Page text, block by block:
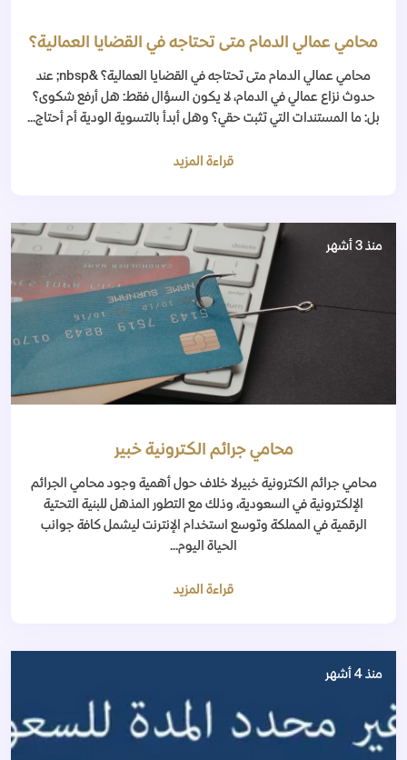
محامي عمالي الدمام متى تحتاجه في القضايا العمالية؟
محامي عمالي الدمام متى تحتاجه في القضايا العمالية؟ &nbsp; عند
حدوث نزاع عمالي في الدمام، لا يكون السؤال فقط: هل أرفع شكوى؟
بل: ما المستندات التي تثبت حقي؟ وهل أبدأ بالتسوية الودية أم أحتاج...
قراءة المزيد
منذ 3 أشهر
محامي جرائم الكترونية خبير
محامي جرائم الكترونية خبيرلا خلاف حول أهمية وجود محامي الجرائم
الإلكترونية في السعودية، وذلك مع التطور المذهل للبنية التحتية
الرقمية في المملكة وتوسع استخدام الإنترنت ليشمل كافة جوانب
الحياة اليوم...
قراءة المزيد
منذ 4 أشهر